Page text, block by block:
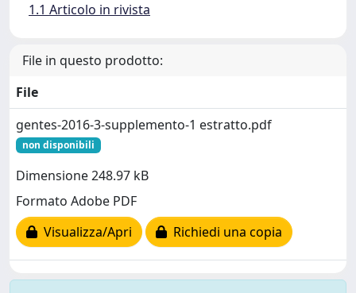
1.1 Articolo in rivista
File in questo prodotto:
File
gentes-2016-3-supplemento-1 estratto.pdf
non disponibili
Dimensione 248.97 kB
Formato Adobe PDF
Visualizza/Apri
Richiedi una copia